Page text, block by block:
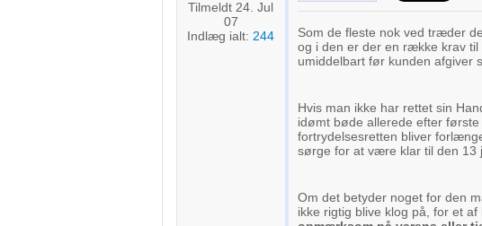
Tilmeldt 24. Jul
07
Indlæg ialt: 244
Som de fleste nok ved træder
og i den er der en række krav
umiddelbart før kunden afgiver
Hvis man ikke har rettet sin
idømt bøde allerede efter
fortrydelsesretten bliver
sørge for at være klar til den 13
Om det betyder noget for den
ikke rigtig blive klog på, for et af